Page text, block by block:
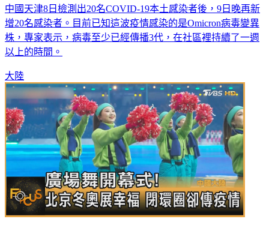
中國天津8日檢測出20名COVID-19本土感染者後，9日晚再新
增20名感染者。目前已知這波疫情感染的是Omicron病毒變異
株，專家表示，病毒至少已經傳播3代，在社區裡持續了一週
以上的時間。
大陸